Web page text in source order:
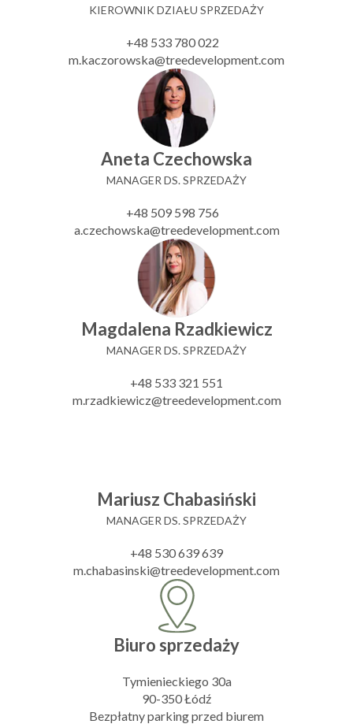
KIEROWNIK DZIAŁU SPRZEDAŻY
+48 533 780 022
m.kaczorowska@treedevelopment.com
Aneta Czechowska
MANAGER DS. SPRZEDAŻY
+48 509 598 756
a.czechowska@treedevelopment.com
Magdalena Rzadkiewicz
MANAGER DS. SPRZEDAŻY
+48 533 321 551
m.rzadkiewicz@treedevelopment.com
Mariusz Chabasiński
MANAGER DS. SPRZEDAŻY
+48 530 639 639
m.chabasinski@treedevelopment.com
Biuro sprzedaży
Tymienieckiego 30a
90-350 Łódź
Bezpłatny parking przed biurem